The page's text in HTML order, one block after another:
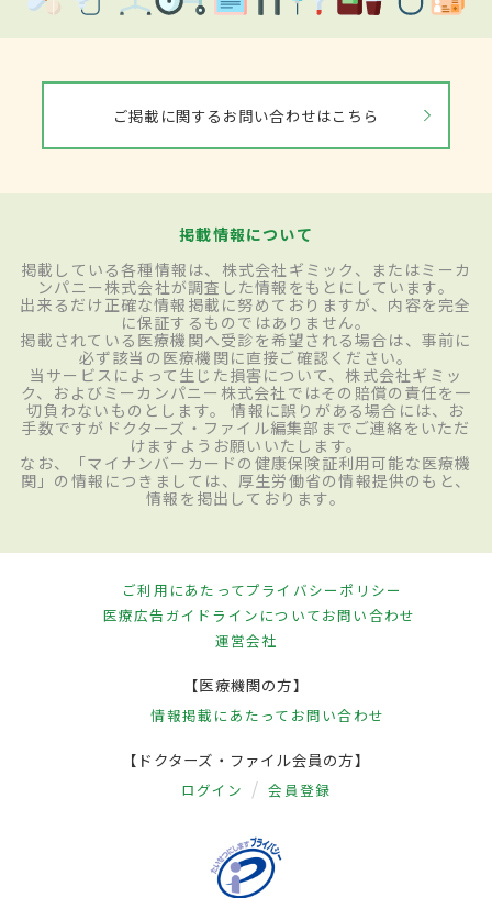
ご掲載に関するお問い合わせはこちら
掲載情報について
掲載している各種情報は、株式会社ギミック、またはミーカ
ンパニー株式会社が調査した情報をもとにしています。
出来るだけ正確な情報掲載に努めておりますが、内容を完全
に保証するものではありません。
掲載されている医療機関へ受診を希望される場合は、事前に
必ず該当の医療機関に直接ご確認ください。
当サービスによって生じた損害について、株式会社ギミッ
ク、およびミーカンパニー株式会社ではその賠償の責任を一
切負わないものとします。 情報に誤りがある場合には、お
手数ですがドクターズ・ファイル編集部までご連絡をいただ
けますようお願いいたします。
なお、「マイナンバーカードの健康保険証利用可能な医療機
関」の情報につきましては、厚生労働省の情報提供のもと、
情報を掲出しております。
ご利用にあたってプライバシーポリシー
医療広告ガイドラインについてお問い合わせ
運営会社
【医療機関の方】
情報掲載にあたって お問い合わせ
【ドクターズ・ファイル会員の方】
ログイン 会員登録